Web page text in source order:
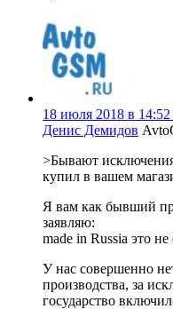
18 июля 2018 в 14:52
Денис Демидов
>Бывают
купил в вашем
Я вам как бывший
заявляю:
made in Russia это
У нас совершенно
производства, за
государство